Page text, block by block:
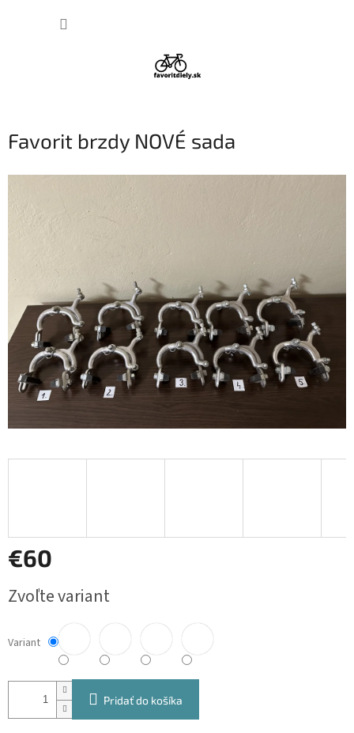
Favorit brzdy NOVÉ sada
€60
cena:
Zvoľte variant
Variant
Pridať do košíka